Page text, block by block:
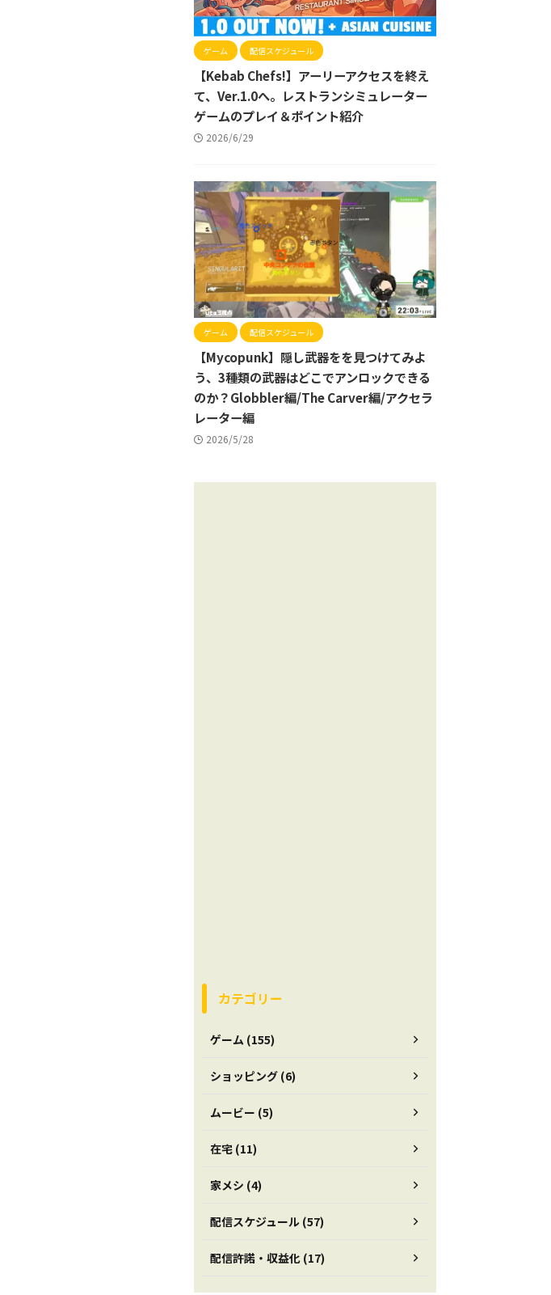
ゲーム 配信スケジュール
【Kebab Chefs!】アーリーアクセスを終え
て、Ver.1.0へ。レストランシミュレーター
ゲームのプレイ＆ポイント紹介
2026/6/29
ゲーム 配信スケジュール
【Mycopunk】隠し武器をを見つけてみよ
う、3種類の武器はどこでアンロックできる
のか？Globbler編/The Carver編/アクセラ
レーター編
2026/5/28
カテゴリー
ゲーム (155)
ショッピング (6)
ムービー (5)
在宅 (11)
家メシ (4)
配信スケジュール (57)
配信許諾・収益化 (17)